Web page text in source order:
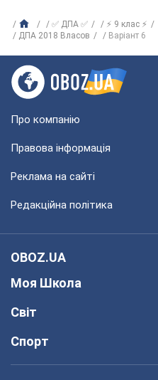
✅ ДПА ✅ ⚡ 9 клас ⚡
ДПА 2018 Власов
Варіант 6
Про компанію
Правова інформація
Реклама на сайті
Редакційна політика
OBOZ.UA
Моя Школа
Світ
Спорт